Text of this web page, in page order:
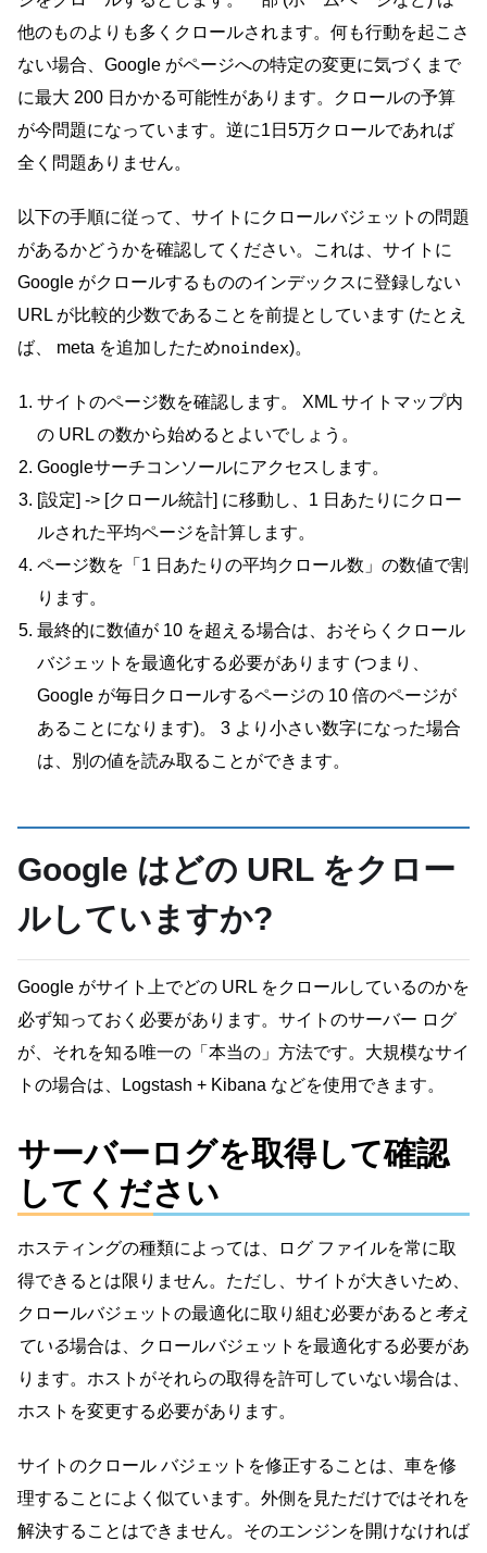
他のものよりも多くクロールされます。何も行動を起こさ
ない場合、Google がページへの特定の変更に気づくまで
に最大 200 日かかる可能性があります。クロールの予算
が今問題になっています。逆に1日5万クロールであれば
全く問題ありません。
以下の手順に従って、サイトにクロールバジェットの問題
があるかどうかを確認してください。これは、サイトに
Google がクロールするもののインデックスに登録しない
URL が比較的少数であることを前提としています (たとえ
ば、 meta を追加したためnoindex)。
サイトのページ数を確認します。 XML サイトマップ内
の URL の数から始めるとよいでしょう。
Googleサーチコンソールにアクセスします。
[設定] -> [クロール統計] に移動し、1 日あたりにクロー
ルされた平均ページを計算します。
ページ数を「1 日あたりの平均クロール数」の数値で割
ります。
最終的に数値が 10 を超える場合は、おそらくクロール
バジェットを最適化する必要があります (つまり、
Google が毎日クロールするページの 10 倍のページが
あることになります)。 3 より小さい数字になった場合
は、別の値を読み取ることができます。
Google はどの URL をクロー
ルしていますか?
Google がサイト上でどの URL をクロールしているのかを
必ず知っておく必要があります。サイトのサーバー ログ
が、それを知る唯一の「本当の」方法です。大規模なサイ
トの場合は、Logstash + Kibana などを使用できます。
サーバーログを取得して確認
してください
ホスティングの種類によっては、ログ ファイルを常に取
得できるとは限りません。ただし、サイトが大きいため、
クロールバジェットの最適化に取り組む必要があると 考え
ている場合は、クロールバジェットを最適化する必要があ
ります。ホストがそれらの取得を許可していない場合は、
ホストを変更する必要があります。
サイトのクロール バジェットを修正することは、車を修
理することによく似ています。外側を見ただけではそれを
解決することはできません。そのエンジンを開けなければ